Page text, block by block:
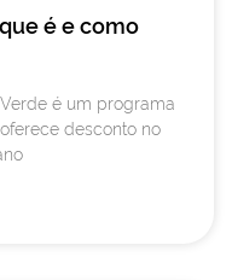
é e como
é um programa
desconto no